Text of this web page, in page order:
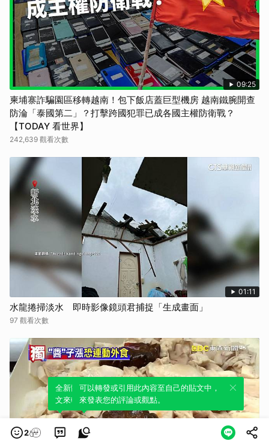
09:25
柬埔寨詐騙園區移轉越南！包下飯店蓋巨型機房 越南鐵腕開查
防淪「泰國第二」？打擊跨國犯罪已成各國主權防衛戰？
【TODAY 看世界】
242,639 觀看次數
01:11
水龍捲掃淡水 即時影像鏡頭君捕捉「生成畫面」
97 觀看次數
2
全新體驗！一鍵引用此內容，透過發布貼
文來輕鬆表達個人立場。
可以轉發或引用此內容至自己的貼文中，
來發表您的評論或觀點。